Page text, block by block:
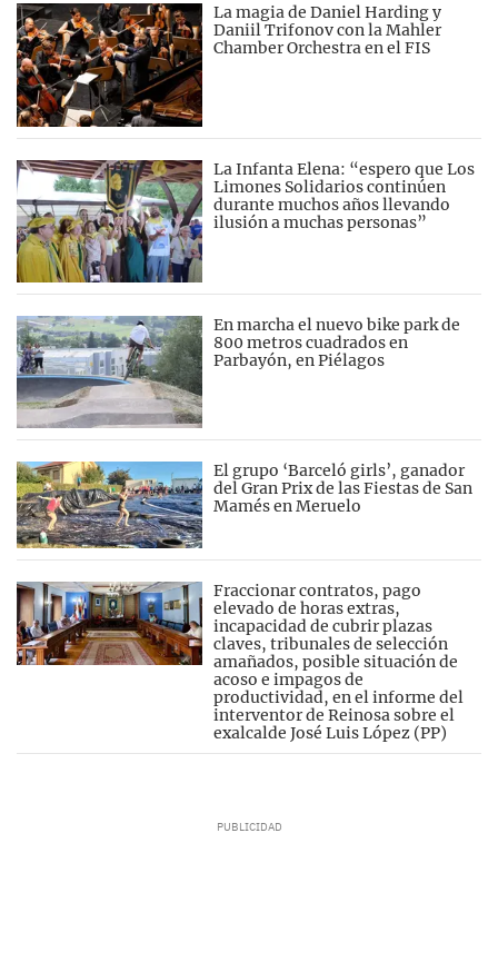
La magia de Daniel Harding y
Daniil Trifonov con la Mahler
Chamber Orchestra en el FIS
La Infanta Elena: “espero que Los
Limones Solidarios continúen
durante muchos años llevando
ilusión a muchas personas”
En marcha el nuevo bike park de
800 metros cuadrados en
Parbayón, en Piélagos
El grupo ‘Barceló girls’, ganador
del Gran Prix de las Fiestas de San
Mamés en Meruelo
Fraccionar contratos, pago
elevado de horas extras,
incapacidad de cubrir plazas
claves, tribunales de selección
amañados, posible situación de
acoso e impagos de
productividad, en el informe del
interventor de Reinosa sobre el
exalcalde José Luis López (PP)